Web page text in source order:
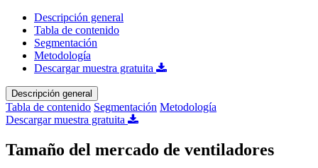
Descripción general
Tabla de contenido
Segmentación
Metodología
Descargar muestra gratuita
Descripción general
Tabla de contenido Segmentación Metodología
Descargar muestra gratuita
Tamaño del mercado de ventiladores